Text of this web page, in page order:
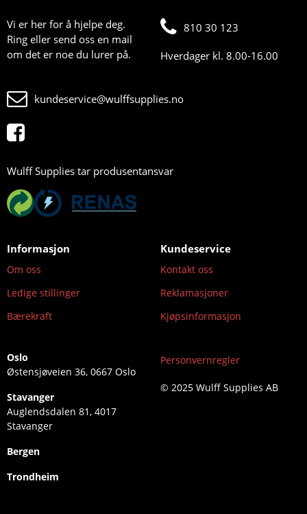
Vi er her for å hjelpe deg.
Ring eller send oss en mail
om det er noe du lurer på.
810 30 123
Hverdager kl. 8.00-16.00
kundeservice@wulffsupplies.no
Wulff Supplies tar produsentansvar
Informasjon
Om oss
Ledige stillinger
Bærekraft
Kundeservice
Kontakt oss
Reklamasjoner
Kjøpsinformasjon
Oslo
Østensjøveien 36, 0667 Oslo
Stavanger
Auglendsdalen 81, 4017
Stavanger
Bergen
Trondheim
Personvernregler
© 2025 Wulff Supplies AB